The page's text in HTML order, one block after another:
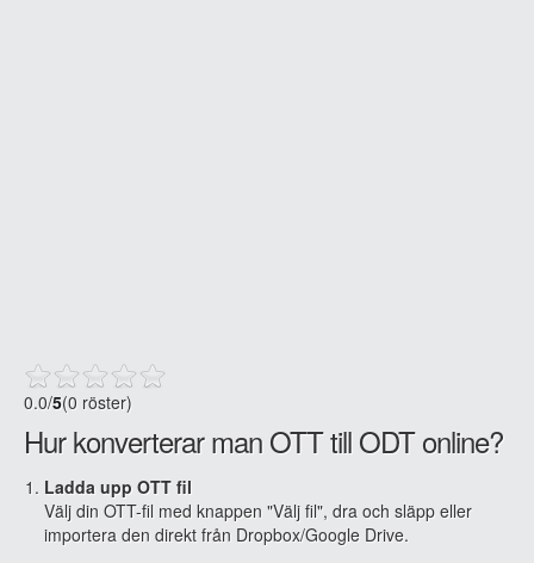
0.0/5(0 röster)
Hur konverterar man OTT till ODT online?
Ladda upp OTT fil
Välj din OTT-fil med knappen "Välj fil", dra och släpp eller
importera den direkt från Dropbox/Google Drive.